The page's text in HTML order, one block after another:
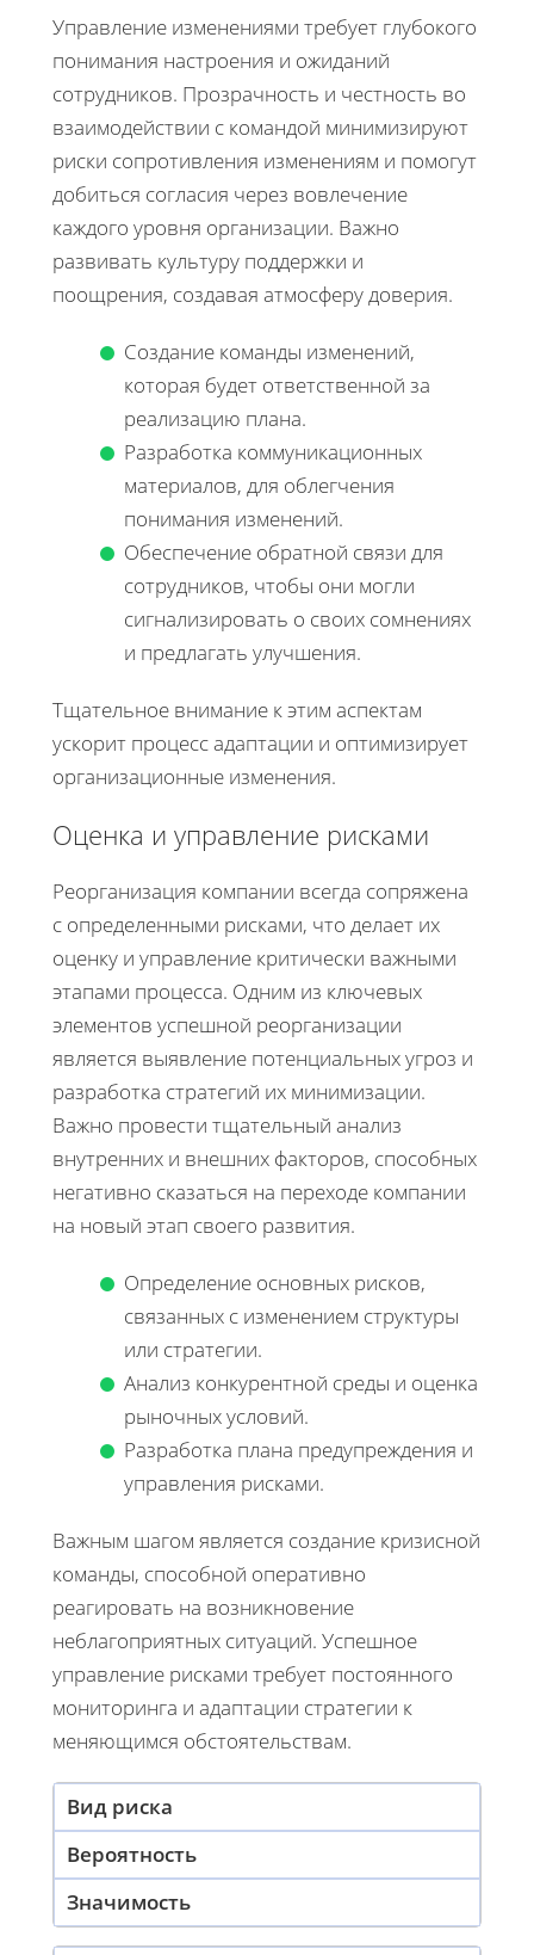
Управление изменениями требует глубокого
понимания настроения и ожиданий
сотрудников. Прозрачность и честность во
взаимодействии с командой минимизируют
риски сопротивления изменениям и помогут
добиться согласия через вовлечение
каждого уровня организации. Важно
развивать культуру поддержки и
поощрения, создавая атмосферу доверия.
Создание команды изменений,
которая будет ответственной за
реализацию плана.
Разработка коммуникационных
материалов, для облегчения
понимания изменений.
Обеспечение обратной связи для
сотрудников, чтобы они могли
сигнализировать о своих сомнениях
и предлагать улучшения.
Тщательное внимание к этим аспектам
ускорит процесс адаптации и оптимизирует
организационные изменения.
Оценка и управление рисками
Реорганизация компании всегда сопряжена
с определенными рисками, что делает их
оценку и управление критически важными
этапами процесса. Одним из ключевых
элементов успешной реорганизации
является выявление потенциальных угроз и
разработка стратегий их минимизации.
Важно провести тщательный анализ
внутренних и внешних факторов, способных
негативно сказаться на переходе компании
на новый этап своего развития.
Определение основных рисков,
связанных с изменением структуры
или стратегии.
Анализ конкурентной среды и оценка
рыночных условий.
Разработка плана предупреждения и
управления рисками.
Важным шагом является создание кризисной
команды, способной оперативно
реагировать на возникновение
неблагоприятных ситуаций. Успешное
управление рисками требует постоянного
мониторинга и адаптации стратегии к
меняющимся обстоятельствам.
Вид риска
Вероятность
Значимость